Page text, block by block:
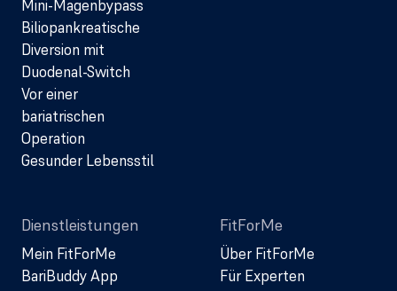
Mini-Magenbypass
Biliopankreatische
Diversion mit
Duodenal-Switch
Vor einer
bariatrischen
Operation
Gesunder Lebensstil
Dienstleistungen
Mein FitForMe
BariBuddy App
FitForMe
Über FitForMe
Für Experten